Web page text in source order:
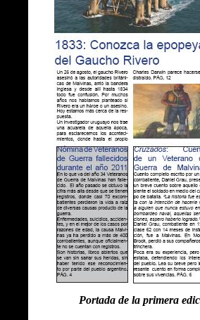
Portada de la primera